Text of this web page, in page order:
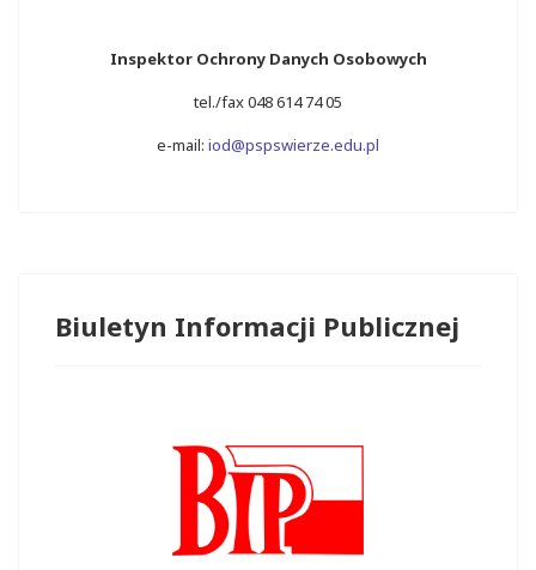
Inspektor Ochrony Danych Osobowych
tel./fax 048 614 74 05
e-mail: iod@pspswierze.edu.pl
Biuletyn Informacji Publicznej